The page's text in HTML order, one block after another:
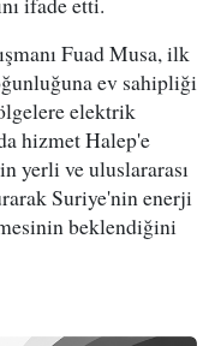
Fuad Musa, ilk
ev sahipliği
elektrik
hizmet Halep'e
yerli ve uluslararası
Suriye'nin enerji
beklendiğini